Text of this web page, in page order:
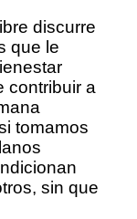
discurre
que le
contribuir a
tomamos
sin que